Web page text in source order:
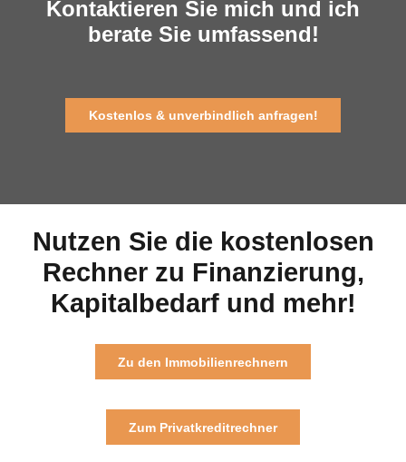
Kontaktieren Sie mich und ich
berate Sie umfassend!
Kostenlos & unverbindlich anfragen!
Nutzen Sie die kostenlosen
Rechner zu Finanzierung,
Kapitalbedarf und mehr!
Zu den Immobilienrechnern
Zum Privatkreditrechner